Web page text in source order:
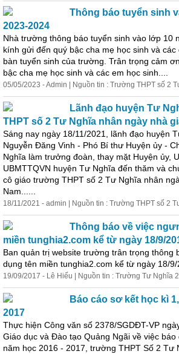
Thông báo tuyển sinh
2023-2024
Nhà trường thông báo tuyển sinh vào lớp 10
kính gửi đến quý bậc cha mẹ học sinh và
bàn tuyển sinh của trường. Trân trọng cảm
bậc cha mẹ học sinh và các em học sinh....
05/05/2023 - Admin | Nguồn tin : Trường THPT số 2
Lãnh đạo huyện Tư
THPT số 2 Tư Nghĩa nhân ngày nhà
Sáng nay ngày 18/11/2021, lãnh đạo huyện
Nguyễn Đăng Vinh - Phó Bí thư Huyện ủy -
Nghĩa làm trưởng đoàn, thay mặt Huyện ủy,
UBMTTQVN huyện Tư Nghĩa đến thăm và
cô giáo trường THPT số 2 Tư Nghĩa nhân
Nam......
18/11/2021 - admin | Nguồn tin : Trường THPT số 2
Thông báo về việc
miền tunghia2.com kể từ ngày 18/9/
Ban quản trị website trường trân trọng thông
dụng tên miền tunghia2.com kể từ ngày 18/9/
19/09/2017 - Lê Hiếu | Nguồn tin : Trường Tư Nghĩa 2
Báo cáo sơ kết học kì
2017
Thực hiện Công văn số 2378/SGDĐT-VP
Giáo dục và Đào tạo Quảng Ngãi về việc báo
năm học 2016 - 2017, trường THPT Số 2 Tư